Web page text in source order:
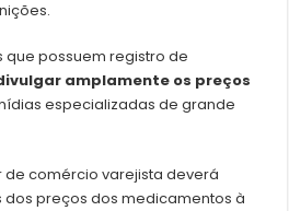
que possuem registro de
amplamente os preços
especializadas de grande
comércio varejista deverá
dos preços dos medicamentos à